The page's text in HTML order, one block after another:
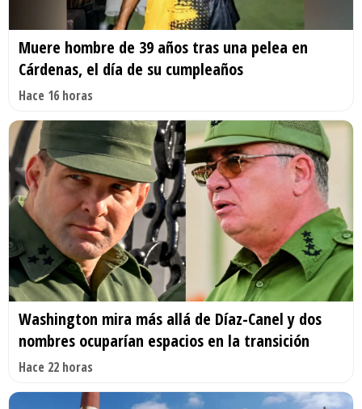
Muere hombre de 39 años tras una pelea en
Cárdenas, el día de su cumpleaños
Hace 16 horas
Washington mira más allá de Díaz-Canel y dos
nombres ocuparían espacios en la transición
Hace 22 horas